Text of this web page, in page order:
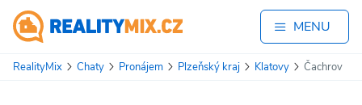
MENU
RealityMix Chaty Pronájem Plzeňský kraj Klatovy Čachrov